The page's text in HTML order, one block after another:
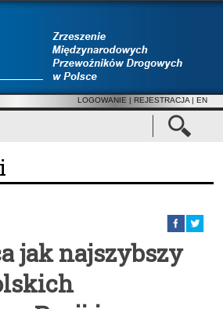
LOGOWANIE | REJESTRACJA | EN
jak najszybszy